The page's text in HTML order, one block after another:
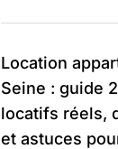
Location
Seine : guide
locatifs réels,
et astuces